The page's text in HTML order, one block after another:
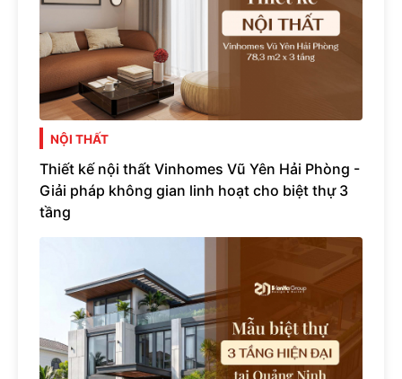
NỘI THẤT
Thiết kế nội thất Vinhomes Vũ Yên Hải Phòng -
Giải pháp không gian linh hoạt cho biệt thự 3
tầng